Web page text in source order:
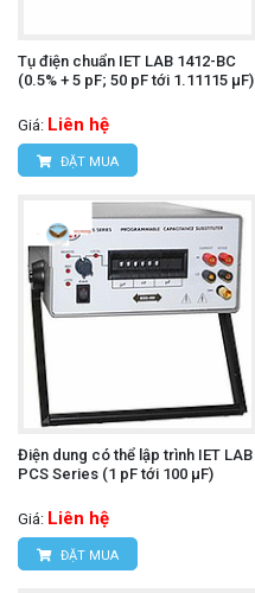
Tụ điện chuẩn IET LAB 1412-BC
(0.5% + 5 pF; 50 pF tới 1.11115 µF)
Giá: Liên hệ
ĐẶT MUA
Điện dung có thể lập trình IET LAB
PCS Series (1 pF tới 100 µF)
Giá: Liên hệ
ĐẶT MUA